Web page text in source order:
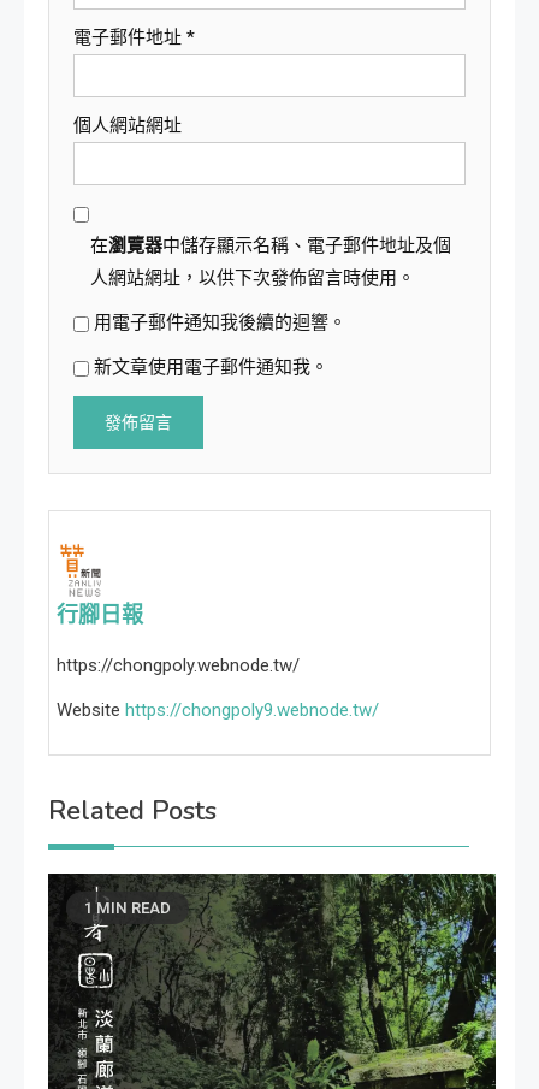
電子郵件地址 *
個人網站網址
在瀏覽器中儲存顯示名稱、電子郵件地址及個
人網站網址，以供下次發佈留言時使用。
用電子郵件通知我後續的迴響。
新文章使用電子郵件通知我。
行腳日報
https://chongpoly.webnode.tw/
Website https://chongpoly9.webnode.tw/
Related Posts
1 MIN READ